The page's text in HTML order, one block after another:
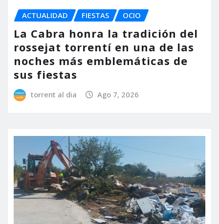
ACTUALIDAD FIESTAS OCIO
La Cabra honra la tradición del
rossejat torrentí en una de las
noches más emblemáticas de
sus fiestas
torrent al dia Ago 7, 2026